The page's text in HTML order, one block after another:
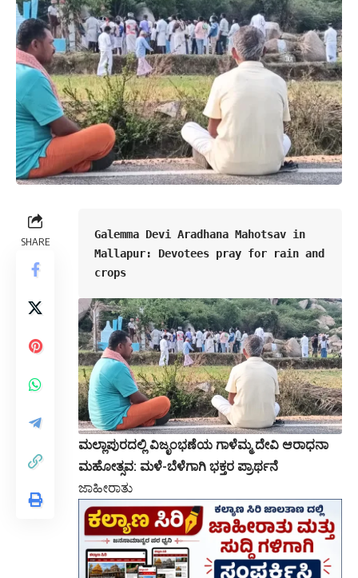
SHARE
Galemma Devi Aradhana Mahotsav in
Mallapur: Devotees pray for rain and
crops
ಮಲ್ಲಾಪುರದಲ್ಲಿ ವಿಜೃಂಭಣೆಯ ಗಾಳೆಮ್ಮ ದೇವಿ ಆರಾಧನಾ
ಮಹೋತ್ಸವ: ಮಳೆ-ಬೆಳೆಗಾಗಿ ಭಕ್ತರ ಪ್ರಾರ್ಥನೆ
ಜಾಹೀರಾತು